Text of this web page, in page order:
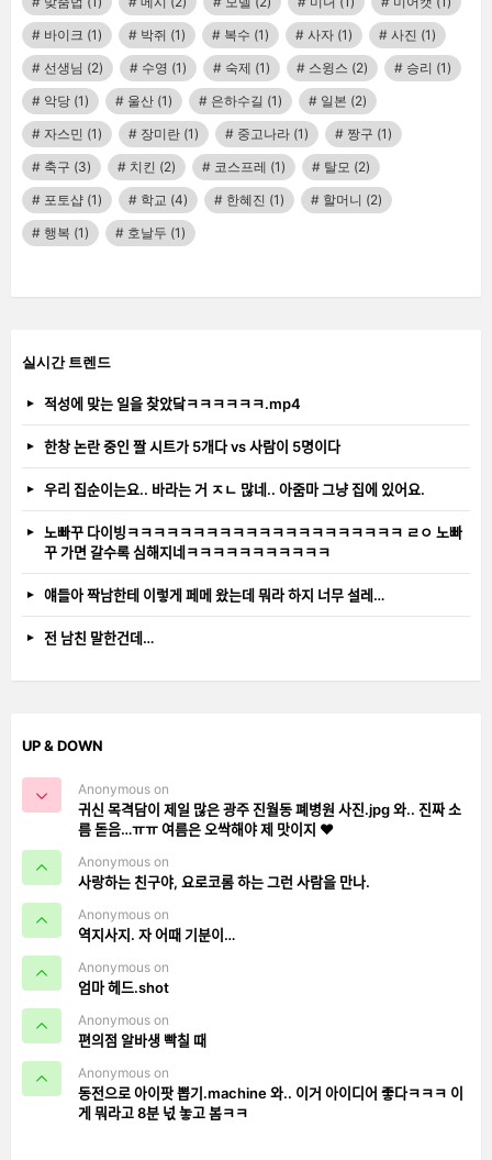
바이크 (1) 박쥐 (1) 복수 (1) 사자 (1) 사진 (1)
선생님 (2) 수영 (1) 숙제 (1) 스윙스 (2) 승리 (1)
악당 (1) 울산 (1) 은하수길 (1) 일본 (2)
자스민 (1) 장미란 (1) 중고나라 (1) 짱구 (1)
축구 (3) 치킨 (2) 코스프레 (1) 탈모 (2)
포토샵 (1) 학교 (4) 한혜진 (1) 할머니 (2)
행복 (1) 호날두 (1)
실시간 트렌드
적성에 맞는 일을 찾았닼ㅋㅋㅋㅋㅋㅋ.mp4
한창 논란 중인 짤 시트가 5개다 vs 사람이 5명이다
우리 집순이는요.. 바라는 거 ㅈㄴ 많네.. 아줌마 그냥 집에 있어요.
노빠꾸 다이빙ㅋㅋㅋㅋㅋㅋㅋㅋㅋㅋㅋㅋㅋㅋㅋㅋㅋㅋㅋㅋㅋ ㄹㅇ 노빠
꾸 가면 갈수록 심해지네ㅋㅋㅋㅋㅋㅋㅋㅋㅋㅋㅋ
얘들아 짝남한테 이렇게 페메 왔는데 뭐라 하지 너무 설레…
전 남친 말한건데…
UP & DOWN
Anonymous on
귀신 목격담이 제일 많은 광주 진월동 폐병원 사진.jpg 와.. 진짜 소
름 돋음…ㅠㅠ 여름은 오싹해야 제 맛이지 ❤️
Anonymous on
사랑하는 친구야, 요로코롬 하는 그런 사람을 만나.
Anonymous on
역지사지. 자 어때 기분이…
Anonymous on
엄마 헤드.shot
Anonymous on
편의점 알바생 빡칠 때
Anonymous on
동전으로 아이팟 뽑기.machine 와.. 이거 아이디어 좋다ㅋㅋㅋ 이
게 뭐라고 8분 넋 놓고 봄ㅋㅋ